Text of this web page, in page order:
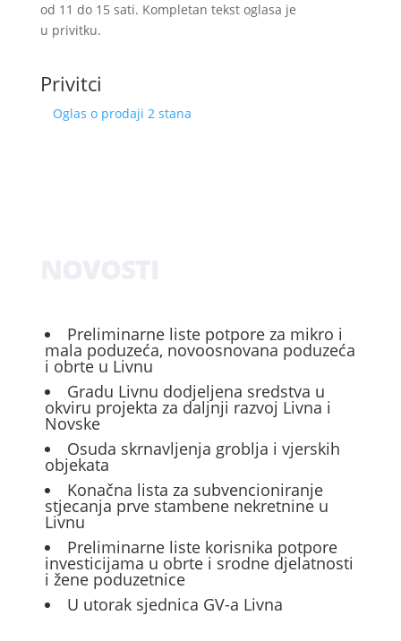
od 11 do 15 sati. Kompletan tekst oglasa je
u privitku.
Privitci
Oglas o prodaji 2 stana
Preliminarne liste potpore za mikro i
mala poduzeća, novoosnovana poduzeća
i obrte u Livnu
Gradu Livnu dodjeljena sredstva u
okviru projekta za daljnji razvoj Livna i
Novske
Osuda skrnavljenja groblja i vjerskih
objekata
Konačna lista za subvencioniranje
stjecanja prve stambene nekretnine u
Livnu
Preliminarne liste korisnika potpore
investicijama u obrte i srodne djelatnosti
i žene poduzetnice
U utorak sjednica GV-a Livna